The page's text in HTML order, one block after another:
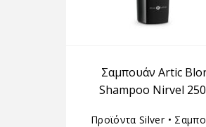
Σαμπουάν Artic
Shampoo Nirvel
Προϊόντα Silver•